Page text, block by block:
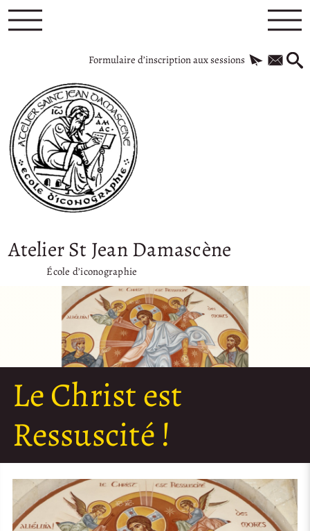
Formulaire d’inscription aux sessions
Atelier St Jean Damascène
École d’iconographie
Le Christ est
Ressuscité !